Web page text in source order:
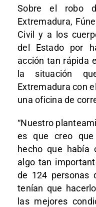
Sobre el robo
Extremadura,
Civil y a los
del Estado por
acción tan rápida
la situación
Extremadura con
una oficina de
“Nuestro
es que creo
hecho que había
algo tan
de 124 personas
tenían que
las mejores